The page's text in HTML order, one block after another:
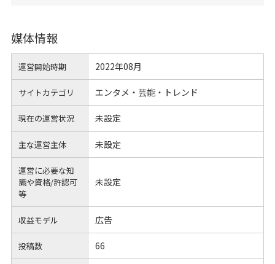
媒体情報
運営開始時期 2022年08月
サイトカテゴリ エンタメ・芸能・トレンド
現在の運営状況 未設定
主な運営主体 未設定
運営に必要な知
識や資格/許認可
等
未設定
収益モデル 広告
投稿数 66